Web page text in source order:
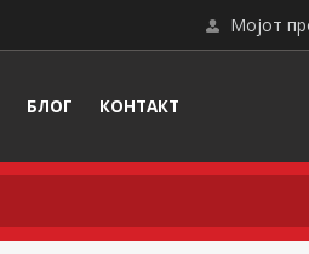
Мојот
БЛОГ КОНТАКТ